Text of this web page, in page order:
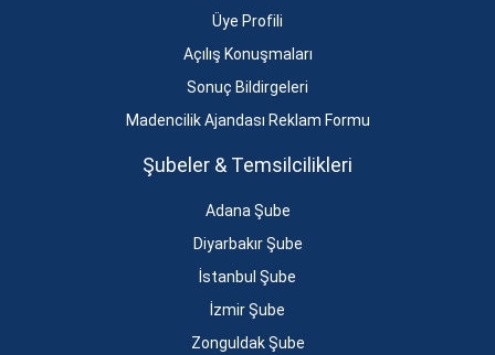
Üye Profili
Açılış Konuşmaları
Sonuç Bildirgeleri
Madencilik Ajandası Reklam Formu
Şubeler & Temsilcilikleri
Adana Şube
Diyarbakır Şube
İstanbul Şube
İzmir Şube
Zonguldak Şube